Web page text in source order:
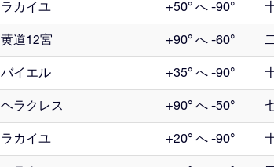
ラカイユ +50° へ -90°
黄道12宮 +90° へ -60°
バイエル +35° へ -90°
ヘラクレス +90° へ -50°
ラカイユ +20° へ -90°